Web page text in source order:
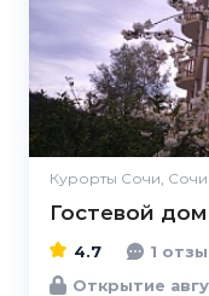
Курорты Сочи, Сочи
Гостевой
4.7
1
Открытие